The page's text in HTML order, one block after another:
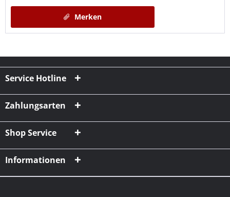
Merken
Service Hotline
Zahlungsarten
Shop Service
Informationen